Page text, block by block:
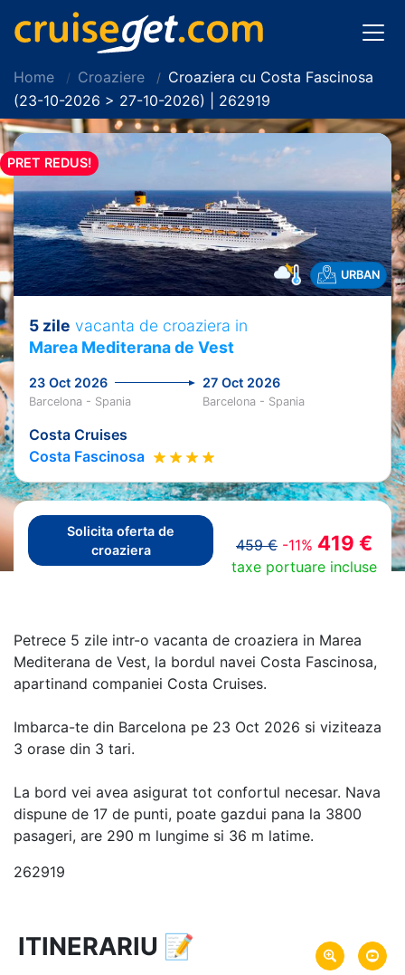
Home Croaziere
Croaziera cu Costa Fascinosa
(23-10-2026 > 27-10-2026) | 262919
PRET REDUS!
URBAN
5 zile vacanta de croaziera in
Marea Mediterana de Vest
23 Oct 2026 27 Oct 2026
Barcelona - Spania Barcelona - Spania
Costa Cruises
Costa Fascinosa
Solicita oferta de
croaziera
459 € -11% 419 €
taxe portuare incluse
Petrece 5 zile intr-o vacanta de croaziera in Marea
Mediterana de Vest, la bordul navei Costa Fascinosa,
apartinand companiei Costa Cruises.
Imbarca-te din Barcelona pe 23 Oct 2026 si viziteaza
3 orase din 3 tari.
La bord vei avea asigurat tot confortul necesar. Nava
dispune de 17 de punti, poate gazdui pana la 3800
pasageri, are 290 m lungime si 36 m latime.
262919
5 zile vacanta de croaziera in
Marea Mediterana de Vest -
ITINERARIU 📝